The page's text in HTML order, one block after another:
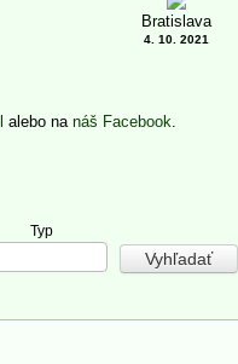
Bratislava
4. 10. 2021
alebo na náš Facebook.
Typ